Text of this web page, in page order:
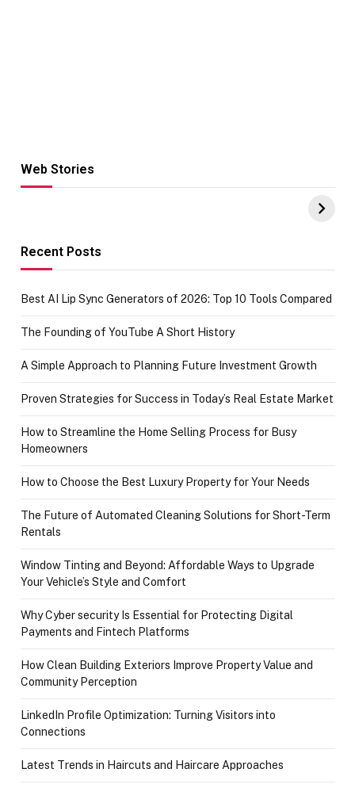
Web Stories
Hacks for Making
UPI Payments on
of IGR
Recent Posts
Best AI Lip Sync Generators of 2026: Top 10 Tools Compared
The Founding of YouTube A Short History
A Simple Approach to Planning Future Investment Growth
Proven Strategies for Success in Today’s Real Estate Market
How to Streamline the Home Selling Process for Busy
Homeowners
How to Choose the Best Luxury Property for Your Needs
The Future of Automated Cleaning Solutions for Short-Term
Rentals
Window Tinting and Beyond: Affordable Ways to Upgrade
Your Vehicle’s Style and Comfort
Why Cyber security Is Essential for Protecting Digital
Payments and Fintech Platforms
How Clean Building Exteriors Improve Property Value and
Community Perception
LinkedIn Profile Optimization: Turning Visitors into
Connections
Latest Trends in Haircuts and Haircare Approaches